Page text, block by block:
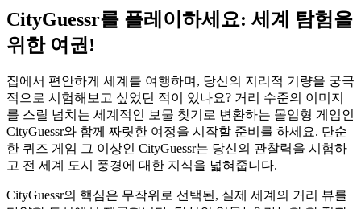
CityGuessr를 플레이하세요: 세계 탐험을
위한 여권!
집에서 편안하게 세계를 여행하며, 당신의 지리적 기량을 궁극
적으로 시험해보고 싶었던 적이 있나요? 거리 수준의 이미지
를 스릴 넘치는 세계적인 보물 찾기로 변환하는 몰입형 게임인
CityGuessr와 함께 짜릿한 여정을 시작할 준비를 하세요. 단순
한 퀴즈 게임 그 이상인 CityGuessr는 당신의 관찰력을 시험하
고 전 세계 도시 풍경에 대한 지식을 넓혀줍니다.
CityGuessr의 핵심은 무작위로 선택된, 실제 세계의 거리 뷰를